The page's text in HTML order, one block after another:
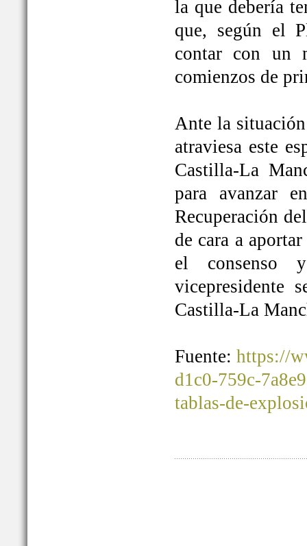
la que debería
que, según el
contar con un
comienzos de
Ante la
atraviesa este
Castilla-La
para avanzar
Recuperación
de cara a
el consenso
vicepresidente
Castilla-La
Fuente: https://
d1c0-759c-
tablas-de-